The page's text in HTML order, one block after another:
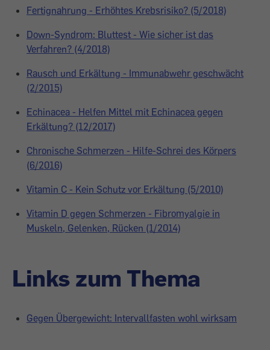
Fertignahrung - Erhöhtes Krebsrisiko? (5/2018)
Down-Syndrom: Bluttest - Wie sicher ist das
Verfahren? (4/2018)
Rausch und Erkältung - Immunabwehr geschwächt
(2/2015)
Echinacea - Helfen Mittel mit Echinacea gegen
Erkältung? (12/2017)
Chronische Schmerzen - Hilfe-Schrei des Körpers
(6/2016)
Vitamin C - Kein Schutz vor Erkältung (5/2010)
Vitamin D gegen Schmerzen - Fibromyalgie in
Muskeln, Gelenken, Rücken (1/2014)
Links zum Thema
Gegen Übergewicht: Intervallfasten wohl wirksam